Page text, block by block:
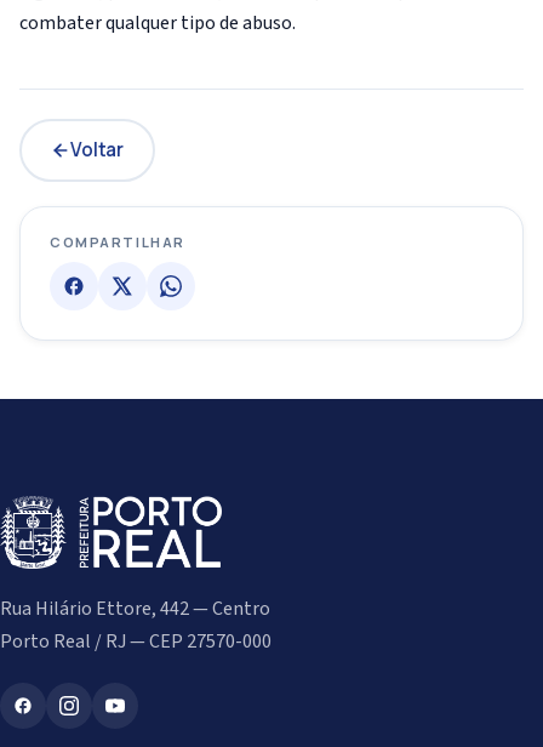
combater qualquer tipo de abuso.
Voltar
COMPARTILHAR
Rua Hilário Ettore, 442 — Centro
Porto Real / RJ — CEP 27570-000